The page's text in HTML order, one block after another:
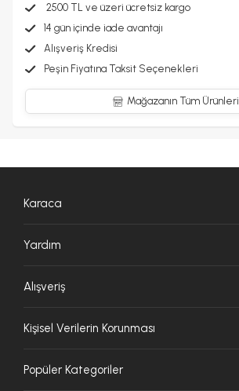
2500 TL ve üzeri ücretsiz kargo
14 gün içinde iade avantajı
Alışveriş Kredisi
Peşin Fiyatına Taksit Seçenekleri
Mağazanın Tüm Ürünleri
Karaca
Yardım
Alışveriş
Kişisel Verilerin Korunması
Popüler Kategoriler